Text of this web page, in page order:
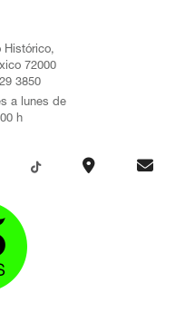
Histórico,
72000
3850
a lunes de
h